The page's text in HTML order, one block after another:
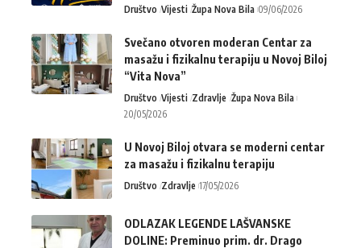
Društvo Vijesti Župa Nova Bila 09/06/2026
Svečano otvoren moderan Centar za
masažu i fizikalnu terapiju u Novoj Biloj
“Vita Nova”
Društvo Vijesti Zdravlje Župa Nova Bila
20/05/2026
U Novoj Biloj otvara se moderni centar
za masažu i fizikalnu terapiju
Društvo Zdravlje 17/05/2026
ODLAZAK LEGENDE LAŠVANSKE
DOLINE: Preminuo prim. dr. Drago